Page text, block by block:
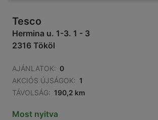
Tesco
Hermina u. 1-3. 1 - 3
2316 Tököl
AJÁNLATOK: 0
AKCIÓS ÚJSÁGOK: 1
TÁVOLSÁG: 190,2 km
Most nyitva